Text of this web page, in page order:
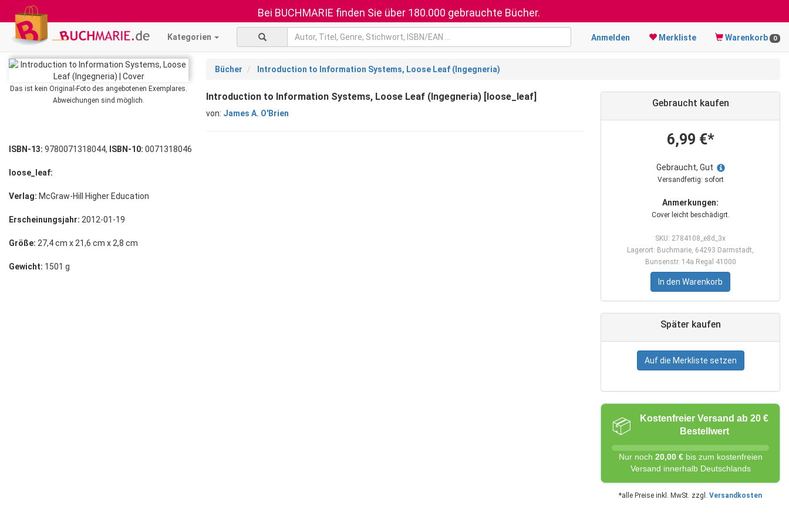
Bei BUCHMARIE finden Sie über 180.000 gebrauchte Bücher.
Kategorien Anmelden Merkliste Warenkorb 0
Das ist kein Original-Foto des angebotenen Exemplares.
Abweichungen sind möglich.
Bücher Introduction to Information Systems, Loose Leaf (Ingegneria)
Introduction to Information Systems, Loose Leaf (Ingegneria) [loose_leaf]
von: James A. O'Brien
Gebraucht kaufen
6,99 €*
Gebraucht, Gut
Versandfertig: sofort
Anmerkungen:
Cover leicht beschädigrt.
SKU: 2784108_e8d_3x
Lagerort: Buchmarie, 64293 Darmstadt,
Bunsenstr. 14a Regal 41000
In den Warenkorb
Später kaufen
Auf die Merkliste setzen
📦
Kostenfreier Versand ab 20 €
Bestellwert
Nur noch 20,00 €bis zum kostenfreien
Versand innerhalb Deutschlands
*alle Preise inkl. MwSt. zzgl. Versandkosten
ISBN-13: 9780071318044, ISBN-10: 0071318046
loose_leaf:
Verlag: McGraw-Hill Higher Education
Erscheinungsjahr: 2012-01-19
Größe: 27,4 cm x 21,6 cm x 2,8 cm
Gewicht: 1501 g